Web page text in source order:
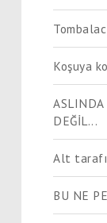
Koşuya
ASLINDA
DEĞİL...
Alt
BU NE